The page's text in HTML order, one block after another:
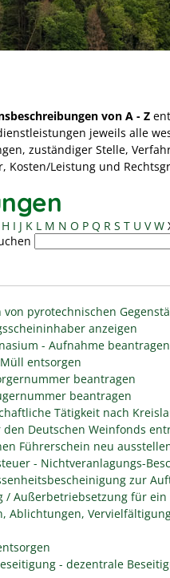
von A - Z
jeweils alle
zuständiger Stelle,
Kosten/Leistung und
H I J K L M N O P Q R S T U V W
pyrotechnischen
anzeigen
- Aufnahme beantragen
entsorgen
beantragen
beantragen
Tätigkeit nach
den Deutschen Weinfonds
Führerschein neu
- Nichtveranlagungs-
zur
/ Außerbetriebsetzung für ein
Ablichtungen,
- dezentrale